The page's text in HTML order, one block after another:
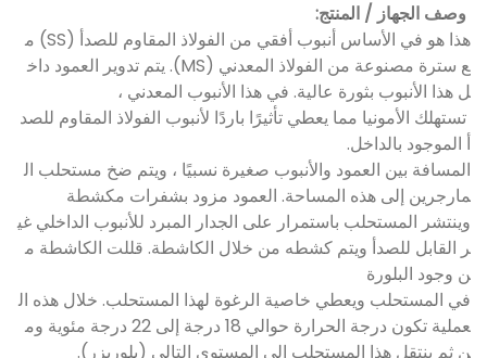
وصف الجهاز / المنتج:
هذا هو في الأساس أنبوب أفقي من الفولاذ المقاوم للصدأ (SS) م
ع سترة مصنوعة من الفولاذ المعدني (MS). يتم تدوير العمود داخ
ل هذا الأنبوب بثورة عالية. في هذا الأنبوب المعدني ،
تستهلك الأمونيا مما يعطي تأثيرًا باردًا لأنبوب الفولاذ المقاوم للصد
أ الموجود بالداخل.
المسافة بين العمود والأنبوب صغيرة نسبيًا ، ويتم ضخ مستحلب ال
مارجرين إلى هذه المساحة. العمود مزود بشفرات مكشطة
وينتشر المستحلب باستمرار على الجدار المبرد للأنبوب الداخلي غي
ر القابل للصدأ ويتم كشطه من خلال الكاشطة. قللت الكاشطة م
ن وجود البلورة
في المستحلب ويعطي خاصية الرغوة لهذا المستحلب. خلال هذه ال
عملية تكون درجة الحرارة حوالي 18 درجة إلى 22 درجة مئوية وم
ن ثم ينتقل هذا المستحلب إلى المستوى التالي (بلوريزر).